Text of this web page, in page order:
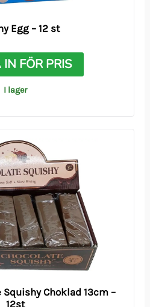
Egg – 12 st
FÖR PRIS
I lager
Choklad 13cm –
12st